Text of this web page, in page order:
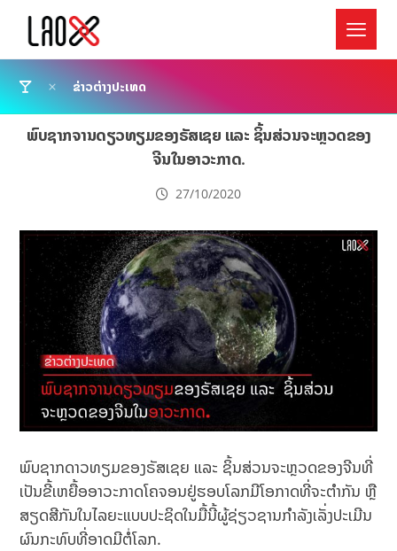
ຂ່າວຕ່າງປະເທດ
ພົບຊາກຈານດຽວທຽມຂອງຣັສເຊຍ ແລະ ຊິ້ນສ່ວນຈະຫຼວດຂອງ
ຈີນໃນອາວະກາດ.
27/10/2020
ພົບຊາກດາວທຽມຂອງຣັສເຊຍ ແລະ ຊິ້ນສ່ວນຈະຫຼວດຂອງຈີນທີ່
ເປັນຂີ້ເຫຍື້ອອາວະກາດໂຄຈອນຢູ່ຮອບໂລກມີໂອກາດທີ່ຈະຕຳກັນ ຫຼື
ສຽດສີກັນໃນໄລຍະແບບປະຊິດໃນມື້ນີ້ຜູ້ຊ່ຽວຊານກຳລັງເລັ່ງປະເມີນ
ຜົນກະທົບທີ່ອາດມີຕໍ່ໂລກ.